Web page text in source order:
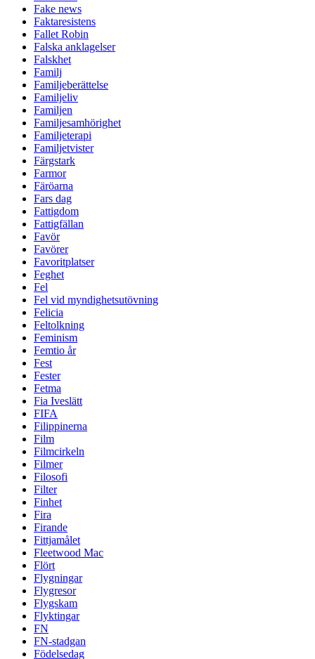
Fake news
Faktaresistens
Fallet Robin
Falska anklagelser
Falskhet
Familj
Familjeberättelse
Familjeliv
Familjen
Familjesamhörighet
Familjeterapi
Familjetvister
Färgstark
Farmor
Färöarna
Fars dag
Fattigdom
Fattigfällan
Favör
Favörer
Favoritplatser
Feghet
Fel
Fel vid myndighetsutövning
Felicia
Feltolkning
Feminism
Femtio år
Fest
Fester
Fetma
Fia Iveslätt
FIFA
Filippinerna
Film
Filmcirkeln
Filmer
Filosofi
Filter
Finhet
Fira
Firande
Fittjamålet
Fleetwood Mac
Flört
Flygningar
Flygresor
Flygskam
Flyktingar
FN
FN-stadgan
Födelsedag